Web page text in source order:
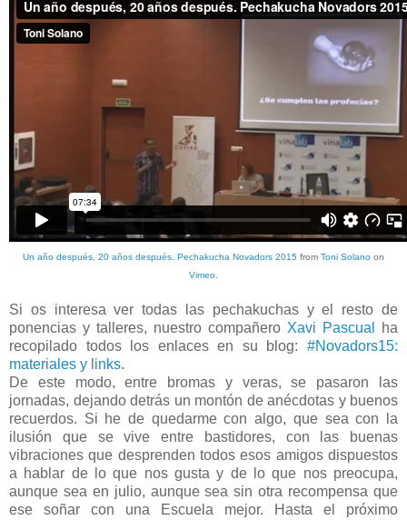
Un año después, 20 años después. Pechakucha Novadors 2015 from Toni Solano on
Vimeo
Si os interesa ver todas las pechakuchas y el resto de
ponencias y talleres, nuestro compañero Xavi Pascual
ha
recopilado todos los enlaces en su blog: #Novadors15:
materiales y links.
De este modo, entre bromas y veras, se pasaron las
jornadas, dejando detrás un montón de anécdotas y buenos
recuerdos. Si he de quedarme con algo, que sea con la
ilusión que se vive entre bastidores, con las buenas
vibraciones que desprenden todos esos amigos dispuestos
a hablar de lo que nos gusta y de lo que nos preocupa,
aunque sea en julio, aunque sea sin otra recompensa que
ese soñar con una Escuela mejor. Hasta el próximo